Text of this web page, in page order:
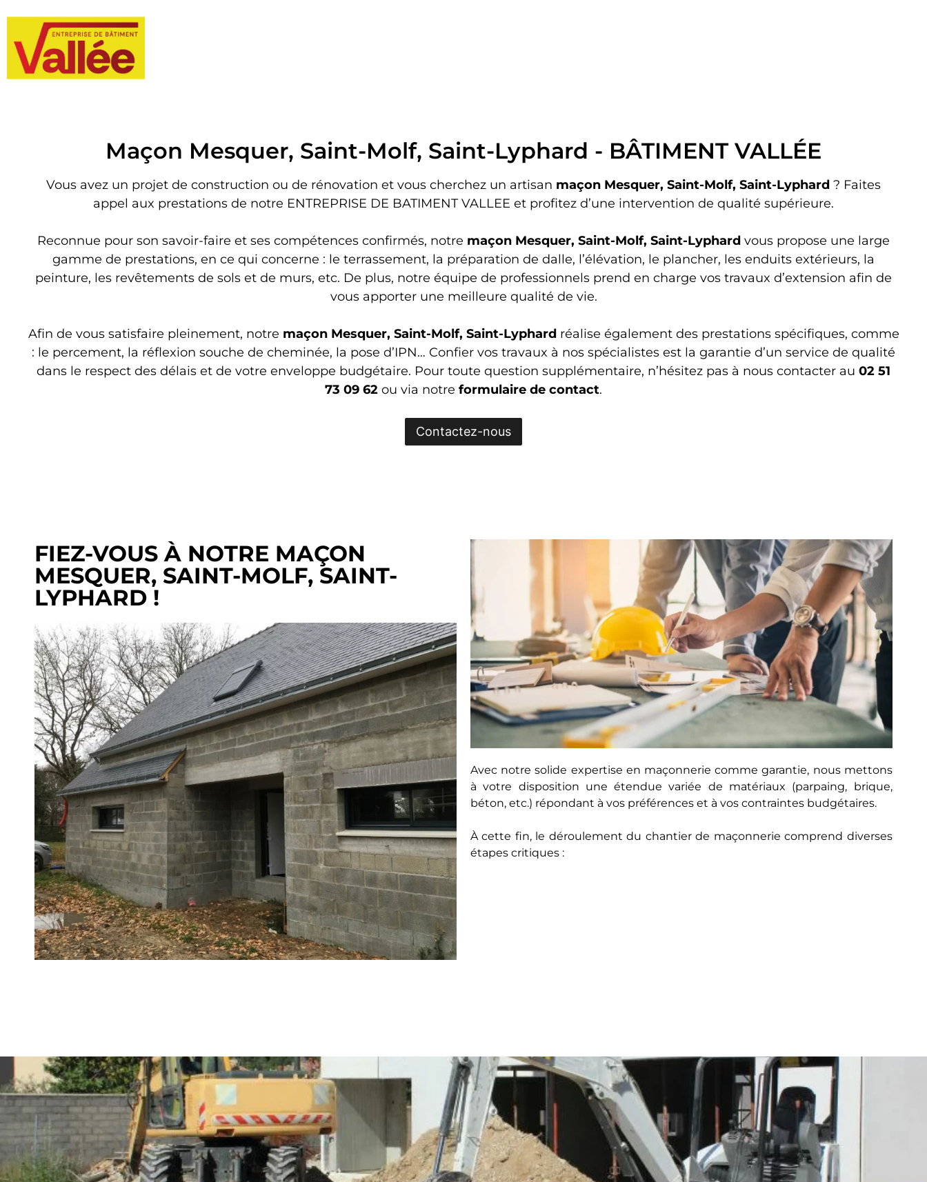
Maçon Mesquer, Saint-Molf, Saint-Lyphard - BÂTIMENT VALLÉE
Vous avez un projet de construction ou de rénovation et vous cherchez un artisan maçon Mesquer, Saint-Molf, Saint-Lyphard ? Faites
appel aux prestations de notre ENTREPRISE DE BATIMENT VALLEE et profitez d’une intervention de qualité supérieure.
Reconnue pour son savoir-faire et ses compétences confirmés, notre maçon Mesquer, Saint-Molf, Saint-Lyphard vous propose une large
gamme de prestations, en ce qui concerne : le terrassement, la préparation de dalle, l’élévation, le plancher, les enduits extérieurs, la
peinture, les revêtements de sols et de murs, etc. De plus, notre équipe de professionnels prend en charge vos travaux d’extension afin de
vous apporter une meilleure qualité de vie.
Afin de vous satisfaire pleinement, notre maçon Mesquer, Saint-Molf, Saint-Lyphard réalise également des prestations spécifiques, comme
: le percement, la réflexion souche de cheminée, la pose d’IPN… Confier vos travaux à nos spécialistes est la garantie d’un service de qualité
dans le respect des délais et de votre enveloppe budgétaire. Pour toute question supplémentaire, n’hésitez pas à nous contacter au 02 51
73 09 62 ou via notre formulaire de contact.
Contactez-nous
FIEZ-VOUS À NOTRE MAÇON
MESQUER, SAINT-MOLF, SAINT-
LYPHARD !
Avec notre solide expertise en maçonnerie comme garantie, nous mettons
à votre disposition une étendue variée de matériaux (parpaing, brique,
béton, etc.) répondant à vos préférences et à vos contraintes budgétaires.
À cette fin, le déroulement du chantier de maçonnerie comprend diverses
étapes critiques :